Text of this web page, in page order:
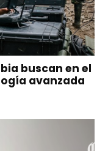
buscan en el
avanzada